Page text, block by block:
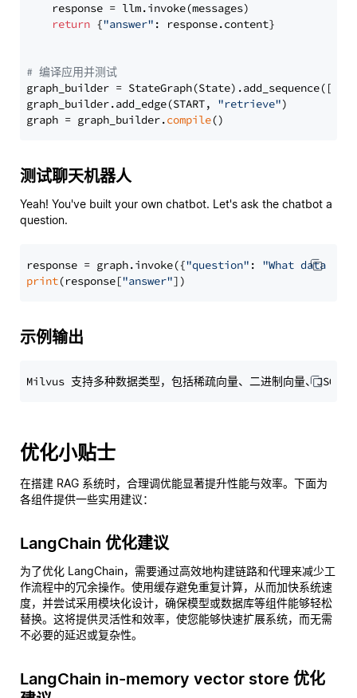
    response = llm.invoke(messages)
return {"answer" : response.content}
# 编译应用并测试
graph_builder =
graph_builder.add_edge(START, "retrieve")
graph = graph_builder.compile
测试聊天机器人
Yeah! You've built your own chatbot. Let's ask the chatbot a
question.
response = graph.invoke({"question" : "What data
print(response["answer"
示例输出
优化小贴士
在搭建 RAG 系统时，合理调优能显著提升性能与效率。下面为
各组件提供一些实用建议：
LangChain 优化建议
为了优化 LangChain，需要通过高效地构建链路和代理来减少工
作流程中的冗余操作。使用缓存避免重复计算，从而加快系统速
度，并尝试采用模块化设计，确保模型或数据库等组件能够轻松
替换。这将提供灵活性和效率，使您能够快速扩展系统，而无需
不必要的延迟或复杂性。
LangChain in-memory vector store 优化